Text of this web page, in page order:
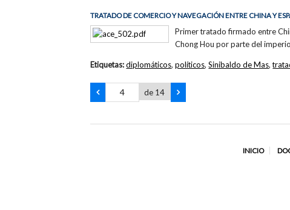
TRATADO DE COMERCIO Y NAVEGACIÓN ENTRE CHINA Y
Primer tratado firmado entre
Chong Hou por parte del
Etiquetas:diplomáticos,políticos,Sinibaldo de Mas,
de 14
INICIO